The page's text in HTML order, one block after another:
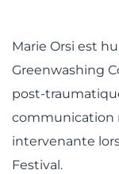
Marie Orsi est
Greenwashing
post-
communication
intervenante
Festival.